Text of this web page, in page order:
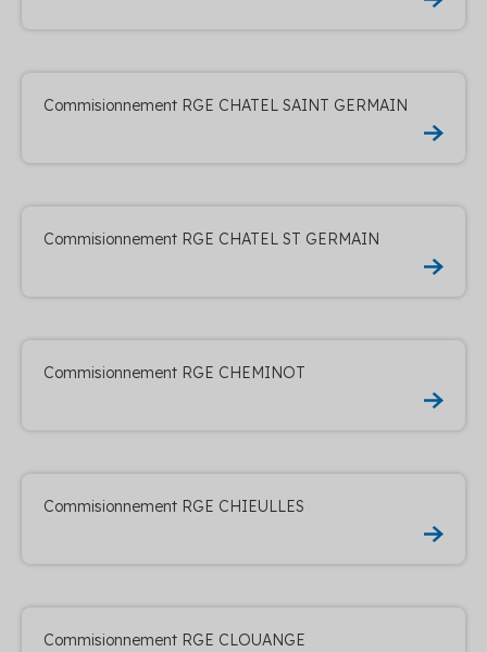
Commisionnement RGE CHATEL SAINT GERMAIN
Commisionnement RGE CHATEL ST GERMAIN
Commisionnement RGE CHEMINOT
Commisionnement RGE CHIEULLES
Commisionnement RGE CLOUANGE